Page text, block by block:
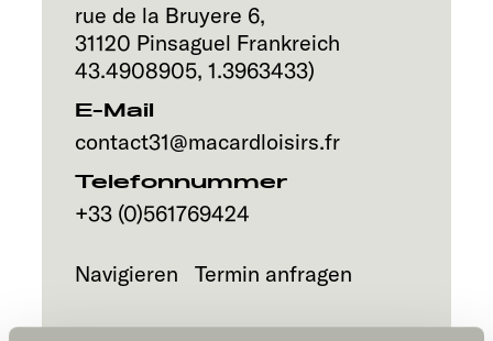
rue de la Bruyere 6,
31120 Pinsaguel Frankreich
43.4908905, 1.3963433)
E-Mail
contact31@macardloisirs.fr
Telefonnummer
+33 (0)561769424
Navigieren Termin anfragen